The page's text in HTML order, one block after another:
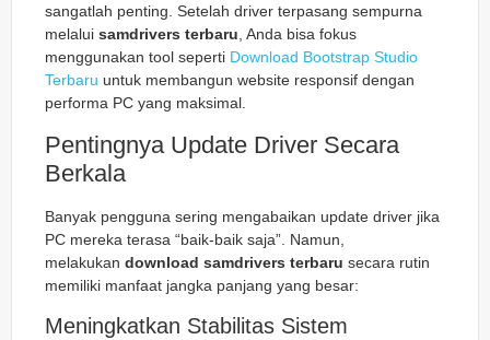
sangatlah penting. Setelah driver terpasang sempurna
melalui samdrivers terbaru, Anda bisa fokus
menggunakan tool seperti Download Bootstrap Studio
Terbaru untuk membangun website responsif dengan
performa PC yang maksimal.
Pentingnya Update Driver Secara
Berkala
Banyak pengguna sering mengabaikan update driver jika
PC mereka terasa “baik-baik saja”. Namun,
melakukan download samdrivers terbaru secara rutin
memiliki manfaat jangka panjang yang besar:
Meningkatkan Stabilitas Sistem